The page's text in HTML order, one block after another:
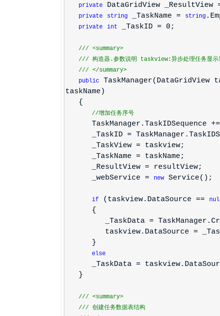
private
DataGridView _ResultView
private string _TaskName = string
private int _TaskID = 0;
/// <summary>
/// 构造器.参数说明 taskview:异步处理任务显
/// </summary>
public
taskName)
{
//增加任务序号
TaskManager.TaskIDSequence
_TaskID =
_TaskView = taskview;
_TaskName = taskName;
_ResultView = resultView;
_webService =
new Service();
if (taskview.DataSource ==
{
_TaskData =
taskview.DataSource =
}
else
_TaskData =
}
/// <summary>
/// 创建任务数据表结构